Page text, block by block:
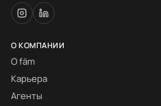
О КОМПАНИИ
О fäm
Карьера
Агенты